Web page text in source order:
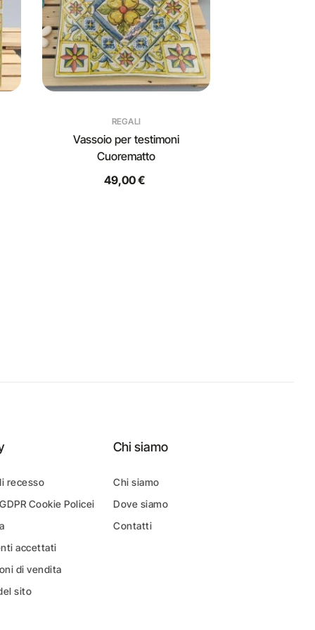
REGALI
Vassoio per testimoni
Cuorematto
49,00 €
recesso
Cookie Policei
accettati
di vendita
sito
Chi siamo
Chi siamo
Dove siamo
Contatti